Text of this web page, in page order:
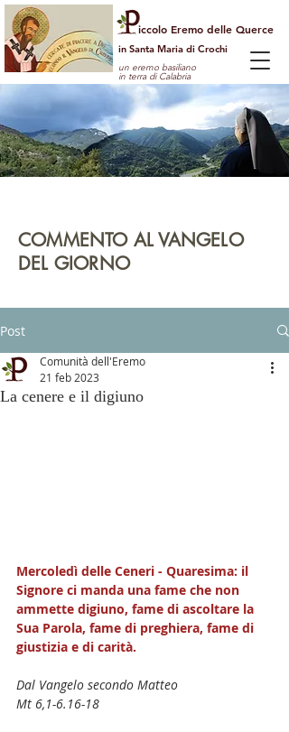
iccolo Eremo delle Querce
in Santa Maria di Crochi
un eremo basiliano
in terra di Calabria
COMMENTO AL VANGELO
DEL GIORNO
Post
La cenere e il digiuno
Comunità dell'Eremo
21 feb 2023
Mercoledì delle Ceneri - Quaresima: il
Signore ci manda una fame che non
ammette digiuno, fame di ascoltare la
Sua Parola, fame di preghiera, fame di
giustizia e di carità.
Dal Vangelo secondo Matteo
Mt 6,1-6.16-18